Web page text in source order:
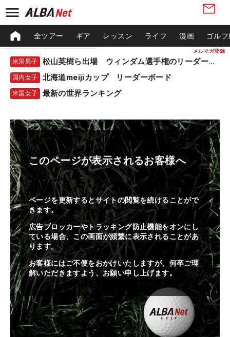
メルマガ登録
全ツアー ギア レッスン ライフ 漫画 ゴル
米国男子 松山英樹ら出場 ウィンダム選手権のリーダーボード
国内女子 北海道meijiカップ リーダーボード
米国女子 最新の世界ランキング
このページが表示されるお客様へ
ページを更新するとサイトの閲覧を続けることがで
きます。
広告ブロッカーやトラッキング防止機能をオンにし
ている場合、この画面が頻繁に表示されることがあ
ります。
お客様にはご不便をおかけいたしますが、何卒ご理
解いただきますよう、お願い申し上げます。